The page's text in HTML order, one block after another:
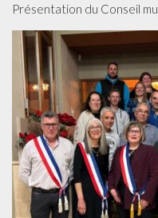
Présentation du Conseil